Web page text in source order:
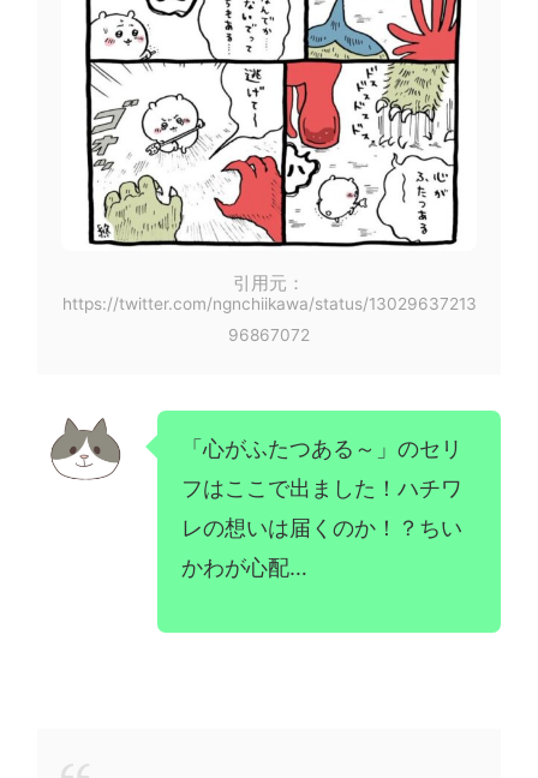
引用元：
https://twitter.com/ngnchiikawa/status/13029637213
96867072
「心がふたつある～」のセリ
フはここで出ました！ハチワ
レの想いは届くのか！？ちい
かわが心配…